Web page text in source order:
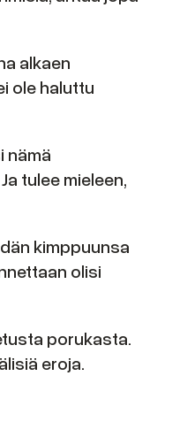
alkaen
ole haluttu
nämä
tulee mieleen,
kimppuunsa
olisi
porukasta.
eroja.